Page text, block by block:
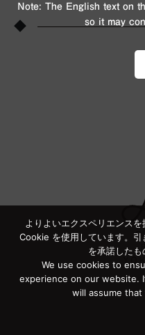
◆
よりよいエクスペリエンス
Cookie を使用しています。
を承諾したも
We use cookies to
experience on our website.
will assume
Note: The English text on
so it may